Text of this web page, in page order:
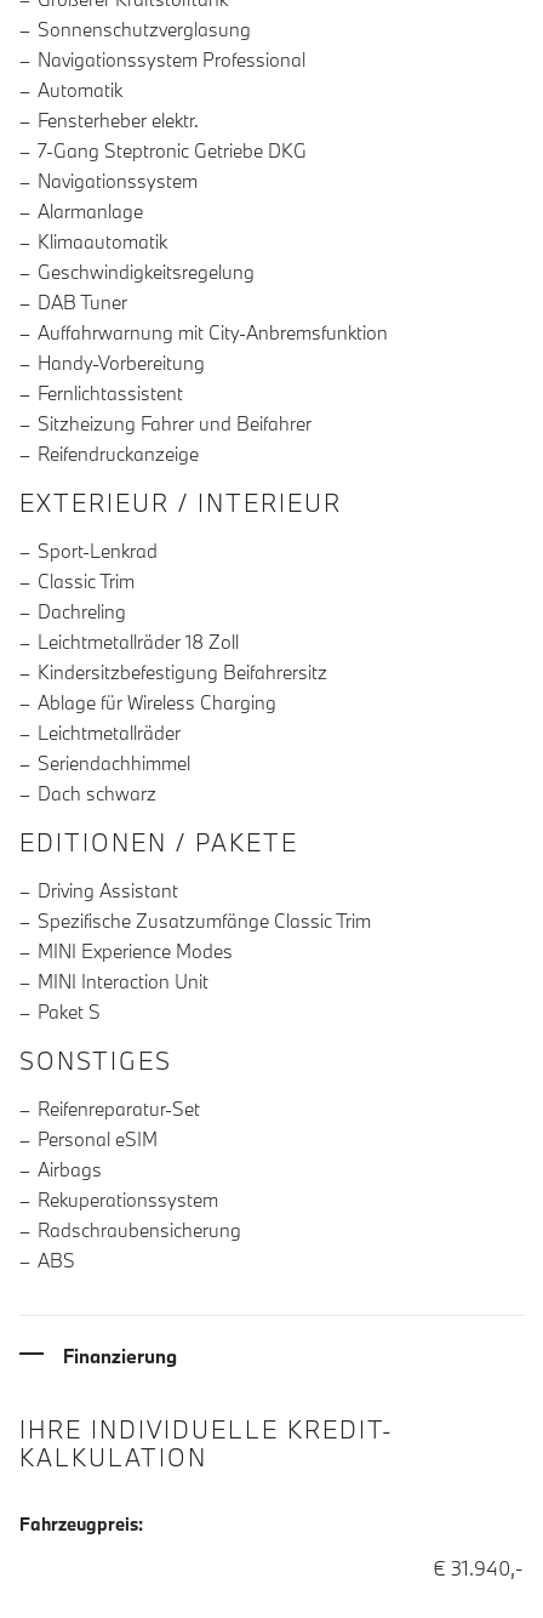
Sonnenschutzverglasung
Navigationssystem Professional
Automatik
Fensterheber elektr.
7-Gang Steptronic Getriebe DKG
Navigationssystem
Alarmanlage
Klimaautomatik
Geschwindigkeitsregelung
DAB Tuner
Auffahrwarnung mit City-Anbremsfunktion
Handy-Vorbereitung
Fernlichtassistent
Sitzheizung Fahrer und Beifahrer
Reifendruckanzeige
EXTERIEUR / INTERIEUR
Sport-Lenkrad
Classic Trim
Dachreling
Leichtmetallräder 18 Zoll
Kindersitzbefestigung Beifahrersitz
Ablage für Wireless Charging
Leichtmetallräder
Seriendachhimmel
Dach schwarz
EDITIONEN / PAKETE
Driving Assistant
Spezifische Zusatzumfänge Classic Trim
MINI Experience Modes
MINI Interaction Unit
Paket S
SONSTIGES
Reifenreparatur-Set
Personal eSIM
Airbags
Rekuperationssystem
Radschraubensicherung
ABS
Finanzierung
IHRE INDIVIDUELLE KREDIT-
KALKULATION
Fahrzeugpreis:
€ 31.940,-